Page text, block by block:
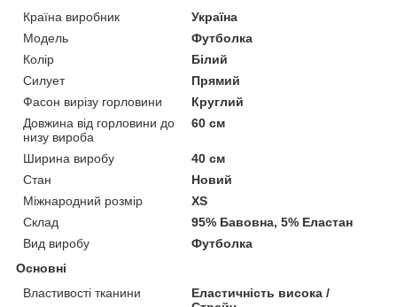
Країна виробник
Україна
Модель
Футболка
Колір
Білий
Силует
Прямий
Фасон вирізу горловини
Круглий
Довжина від горловини до
низу вироба
60 см
Ширина виробу
40 см
Стан
Новий
Міжнародний розмір
XS
Склад
95% Бавовна, 5% Еластан
Вид виробу
Футболка
Основні
Властивості тканини
Еластичність висока /